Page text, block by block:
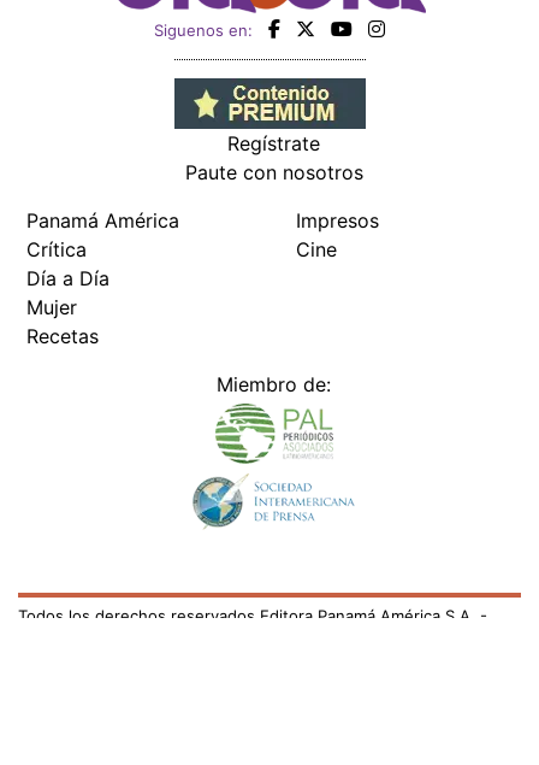
Siguenos en:
Regístrate
Paute con nosotros
Panamá América
Crítica
Día a Día
Mujer
Recetas
Impresos
Cine
Miembro de:
Todos los derechos reservados Editora Panamá América S.A. -